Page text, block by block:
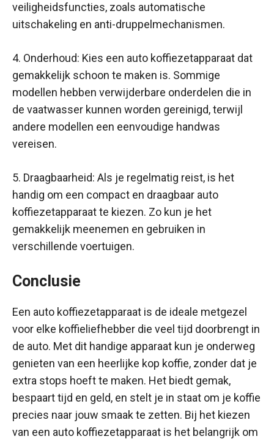
veiligheidsfuncties, zoals automatische
uitschakeling en anti-druppelmechanismen.
4. Onderhoud: Kies een auto koffiezetapparaat dat
gemakkelijk schoon te maken is. Sommige
modellen hebben verwijderbare onderdelen die in
de vaatwasser kunnen worden gereinigd, terwijl
andere modellen een eenvoudige handwas
vereisen.
5. Draagbaarheid: Als je regelmatig reist, is het
handig om een compact en draagbaar auto
koffiezetapparaat te kiezen. Zo kun je het
gemakkelijk meenemen en gebruiken in
verschillende voertuigen.
Conclusie
Een auto koffiezetapparaat is de ideale metgezel
voor elke koffieliefhebber die veel tijd doorbrengt in
de auto. Met dit handige apparaat kun je onderweg
genieten van een heerlijke kop koffie, zonder dat je
extra stops hoeft te maken. Het biedt gemak,
bespaart tijd en geld, en stelt je in staat om je koffie
precies naar jouw smaak te zetten. Bij het kiezen
van een auto koffiezetapparaat is het belangrijk om